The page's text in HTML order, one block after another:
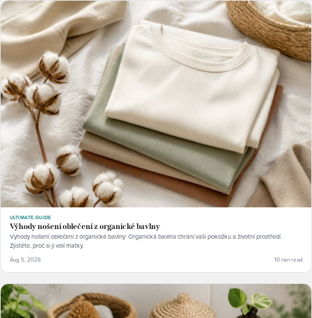
ULTIMATE-GUIDE
Výhody nošení oblečení z organické bavlny
Výhody nošení oblečení z organické bavlny: Organická bavlna chrání vaši pokožku a životní prostředí.
Zjistěte, proč si ji volí matky.
Aug 5, 2026 10 min read